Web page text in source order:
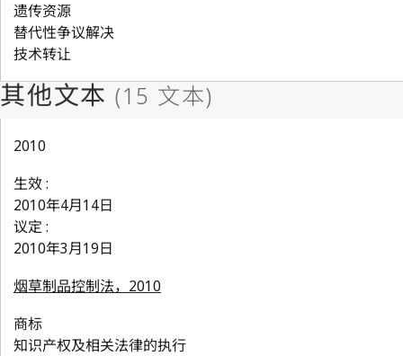
遗传资源
替代性争议解决
技术转让
2010
生效 :
2010年4月14日
议定 :
2010年3月19日
烟草制品控制法，2010
商标
知识产权及相关法律的执行